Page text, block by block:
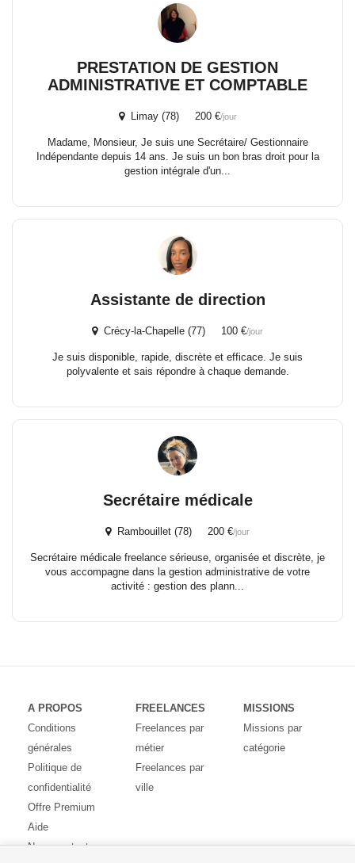
PRESTATION DE GESTION
ADMINISTRATIVE ET COMPTABLE
Limay (78) 200 €/jour
Madame, Monsieur, Je suis une Secrétaire/ Gestionnaire
Indépendante depuis 14 ans. Je suis un bon bras droit pour la
gestion intégrale d'un...
Assistante de direction
Crécy-la-Chapelle (77) 100 €/jour
Je suis disponible, rapide, discrète et efficace. Je suis
polyvalente et sais répondre à chaque demande.
Secrétaire médicale
Rambouillet (78) 200 €/jour
Secrétaire médicale freelance sérieuse, organisée et discrète, je
vous accompagne dans la gestion administrative de votre
activité : gestion des plann...
A PROPOS
Conditions
générales
Politique de
confidentialité
Offre Premium
Aide
Nous contacter
FREELANCES
Freelances par
métier
Freelances par
ville
MISSIONS
Missions par
catégorie